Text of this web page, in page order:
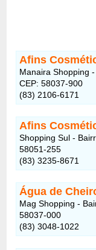
Afins
Manaira Shopping
CEP: 58037-900
(83) 2106-6171
Afins
Shopping Sul -
58051-255
(83) 3235-8671
Água de
Mag Shopping -
58037-000
(83) 3048-1022